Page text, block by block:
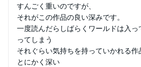
すんごく重いのですが、
それがこの作品の良い深みです。
一度読んだらしばらくワールドは入
ってしまう
それぐらい気持ちを持っていかれる作
とにかく深い